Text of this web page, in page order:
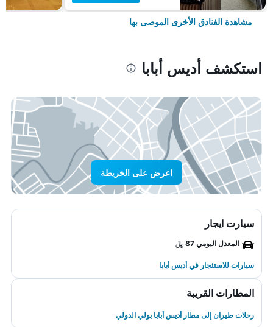
مشاهدة الفنادق الأخرى الموصى بها
استكشف أديس أبابا
اعرض على الخريطة
سيارت ايجار
المعدل اليومي 87 ﷼
سيارات للاستئجار في أديس أبابا
المطارات القريبة
رحلات طيران إلى مطار أديس أبابا بولي الدولي